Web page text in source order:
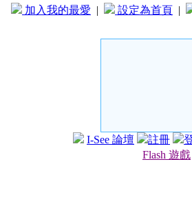
加入我的最愛 | 設定為首頁 |
I-See 論壇 註冊
Flash 遊戲